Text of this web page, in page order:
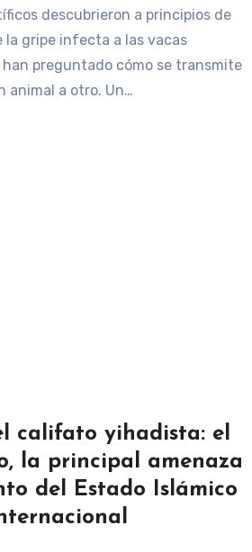
descubrieron a principios de
la gripe infecta a las vacas
preguntado cómo se transmite
animal a otro. Un…
califato yihadista: el
la principal amenaza
del Estado Islámico